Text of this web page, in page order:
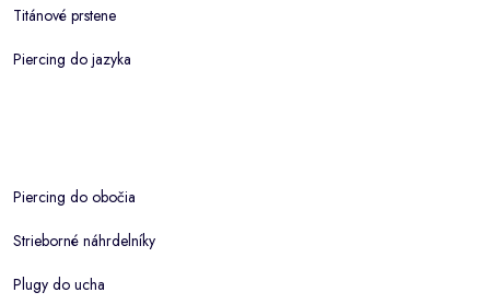
Titánové prstene
Piercing do jazyka
Piercing do obočia
Strieborné náhrdelníky
Plugy do ucha